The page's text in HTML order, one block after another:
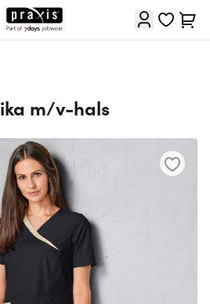
Cart
m/v-hals